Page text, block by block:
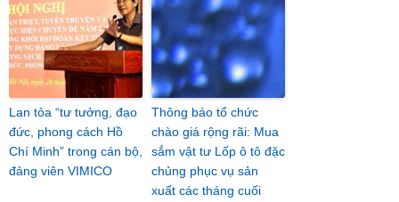
Lan tỏa “tư tưởng, đạo
đức, phong cách Hồ
Chí Minh” trong cán bộ,
đảng viên VIMICO
Thông báo tổ chức
chào giá rộng rãi: Mua
sắm vật tư Lốp ô tô đặc
chủng phục vụ sản
xuất các tháng cuối